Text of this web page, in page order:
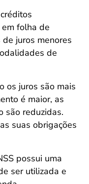
folha de
juros menores
de
os juros são mais
é maior, as
são reduzidas.
suas obrigações
possui uma
ser utilizada e